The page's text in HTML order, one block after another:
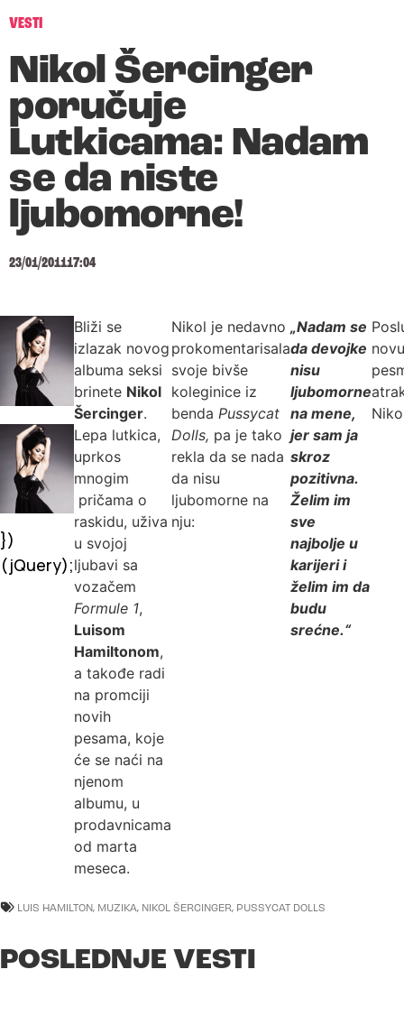
VESTI
Nikol Šercinger
poručuje
Lutkicama: Nadam
se da niste
ljubomorne!
23/01/201117:04
})
(jQuery);
Bliži se
izlazak novog
albuma seksi
brinete Nikol
Šercinger.
Lepa lutkica,
uprkos
mnogim
pričama o
raskidu, uživa
u svojoj
ljubavi sa
vozačem
Formule 1,
Luisom
Hamiltonom,
a takođe radi
na promciji
novih
pesama, koje
će se naći na
njenom
albumu, u
prodavnicama
od marta
meseca.
Nikol je nedavno
prokomentarisala
svoje bivše
koleginice iz
benda Pussycat
Dolls, pa je tako
rekla da se nada
da nisu
ljubomorne na
nju:
„Nadam se
da devojke
nisu
ljubomorne
na mene,
jer sam ja
skroz
pozitivna.
Želim im
sve
najbolje u
karijeri i
želim im da
budu
srećne.“
novu
LUIS HAMILTON, MUZIKA, NIKOL ŠERCINGER, PUSSYCAT DOLLS
POSLEDNJE VESTI